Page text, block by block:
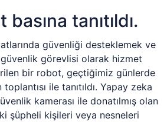
tanıtıldı.
güvenliği desteklemek ve
görevlisi olarak hizmet
bir robot, geçtiğimiz günlerde
ile tanıtıldı. Yapay zeka
kamerası ile donatılmış olan
şüpheli kişileri veya nesneleri